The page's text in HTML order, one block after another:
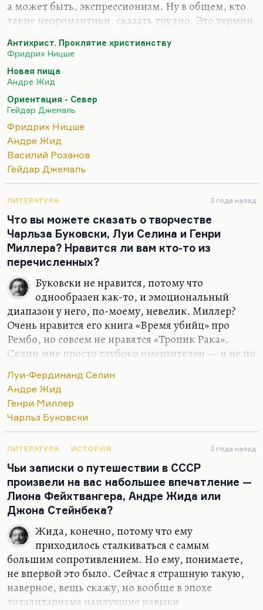
а может быть, экспрессионизм. Ну в общем, кто
такие неоромантики, сказать трудно. Это термин
литературу, как и влияние всякой философии,
было не идеологическим, а, как ни странно,
формальным — чисто литературным, довольно
поверхностным. Но именно Ницше ввел в моду
фрагментарность и афоризм. До него так не
писали. Я не думаю, что учение Ницше, которое,
вдобавок, ещё очень сложно и легко трактуется
взаимоисключающим образом, ну оно слишком
размыто, чтобы быть строгой наукой. Оно может
повлиять именно и…
Антихрист. Проклятие христианству
Фридрих Ницше
Новая пища
Андре Жид
Ориентация - Север
Гейдар Джемаль
Фридрих Ницше
Андре Жид
Василий Розанов
Гейдар Джемаль
ЛИТЕРАТУРА 3 года назад
Что вы можете сказать о творчестве
Чарльза Буковски, Луи Селина и Генри
Миллера? Нравится ли вам кто-то из
перечисленных?
Буковски не нравится, потому что
однообразен как-то, и эмоциональный
диапазон у него, по-моему, невелик. Миллер?
Очень нравится его книга «Время убийц» про
Рембо, но совсем не нравятся «Тропик Рака».
Селин мне просто глубоко омерзителен — и не по
заблуждения. У Гамсуна они были — что же, я
теперь должен Гамсуна возненавидеть? Я и так
его не очень-то люблю, но признаю его талант.
статье о Жиде в «Дилетанте» об этом написал
довольно подробно. Селин же посетил СССР
одновременно с Жидом, только без такой помпы,
и отозвался об этой стране гораздо более
критично и просто с омерзением. Ну, вот я и к
нему с встречным…
Луи-Фердинанд Селин
Андре Жид
Генри Миллер
Чарльз Буковски
ЛИТЕРАТУРА ИСТОРИЯ 3 года назад
Чьи записки о путешествии в СССР
произвели на вас набольшее впечатление —
Лиона Фейхтвангера, Андре Жида или
Джона Стейнбека?
Жида, конечно, потому что ему
приходилось сталкиваться с самым
большим сопротивлением. Но ему, понимаете,
не впервой это было. Сейчас я страшную такую,
наверное, вещь скажу, но вообще в эпохе
тоталитаризма наилучшие навыки